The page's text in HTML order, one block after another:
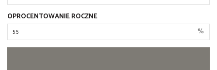
OPROCENTOWANIE ROCZNE
%